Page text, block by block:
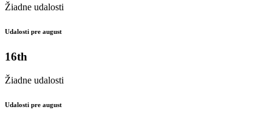
Žiadne udalosti
Udalosti pre august
16th
Žiadne udalosti
Udalosti pre august